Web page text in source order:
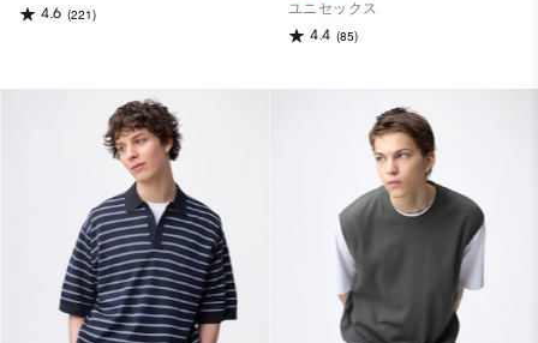
4.6 (221)
ユニセックス
4.4 (85)